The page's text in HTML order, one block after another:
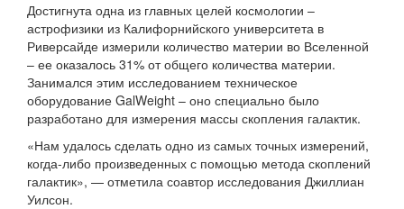
Достигнута одна из главных целей космологии –
астрофизики из Калифорнийского университета в
Риверсайде измерили количество материи во Вселенной
– ее оказалось 31% от общего количества материи.
Занимался этим исследованием техническое
оборудование GalWeight – оно специально было
разработано для измерения массы скопления галактик.
«Нам удалось сделать одно из самых точных измерений,
когда-либо произведенных с помощью метода скоплений
галактик», — отметила соавтор исследования Джиллиан
Уилсон.